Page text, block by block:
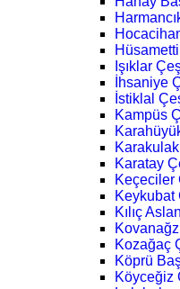
Işıklar
İhsaniye
İstiklal
Kampüs
Karatay
Keçeciler
Keykubat
Kılıç
Kozağaç
Köprü
Köyceğiz